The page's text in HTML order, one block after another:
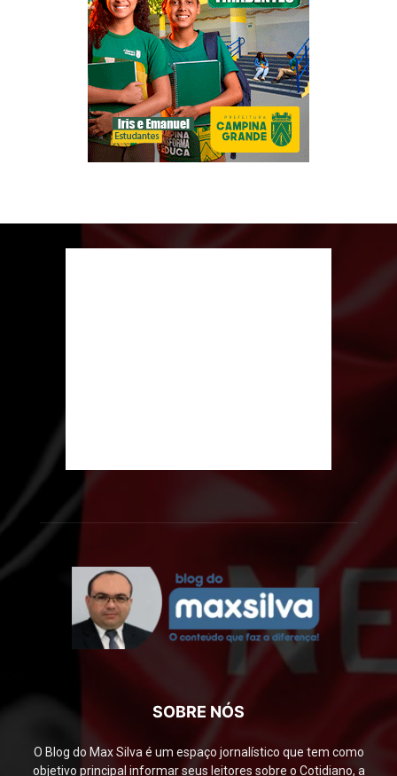
SOBRE NÓS
O Blog do Max Silva é um espaço jornalístico que tem como
objetivo principal informar seus leitores sobre o Cotidiano, a